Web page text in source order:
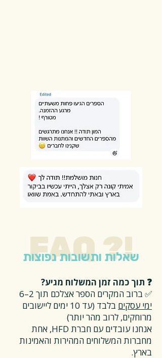
FAQ ?!
שאלות ותשובות נפוצות
❓ תוך כמה זמן המשלוח מגיע?
✅ ברוב המקרים הספר אצלכם תוך 2–6
ימי עסקים
בלבד (עד 10 ימים ליישובים
מרוחקים, לרוב מהר יותר)
אנחנו עובדים עם חברת HFD, אחת
מחברות המשלוחים המהירות והאמינות
בארץ.